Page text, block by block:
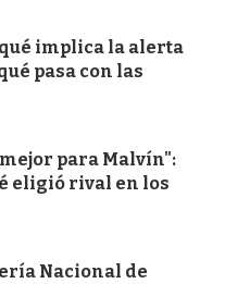
implica la alerta
pasa con las
para Malvín":
eligió rival en los
Nacional de